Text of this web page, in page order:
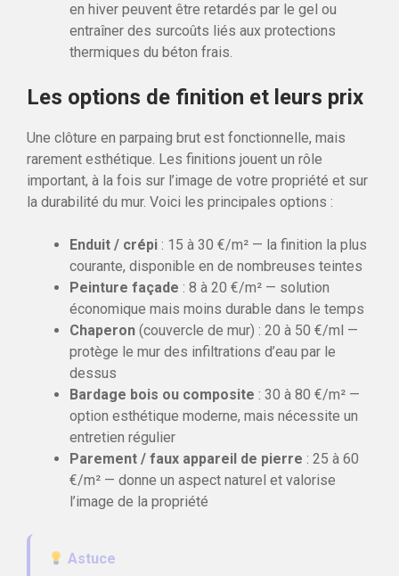
en hiver peuvent être retardés par le gel ou
entraîner des surcoûts liés aux protections
thermiques du béton frais.
Les options de finition et leurs prix
Une clôture en parpaing brut est fonctionnelle, mais
rarement esthétique. Les finitions jouent un rôle
important, à la fois sur l’image de votre propriété et sur
la durabilité du mur. Voici les principales options :
Enduit / crépi : 15 à 30 €/m² — la finition la plus
courante, disponible en de nombreuses teintes
Peinture façade : 8 à 20 €/m² — solution
économique mais moins durable dans le temps
Chaperon (couvercle de mur) : 20 à 50 €/ml —
protège le mur des infiltrations d’eau par le
dessus
Bardage bois ou composite : 30 à 80 €/m² —
option esthétique moderne, mais nécessite un
entretien régulier
Parement / faux appareil de pierre : 25 à 60
€/m² — donne un aspect naturel et valorise
l’image de la propriété
Astuce